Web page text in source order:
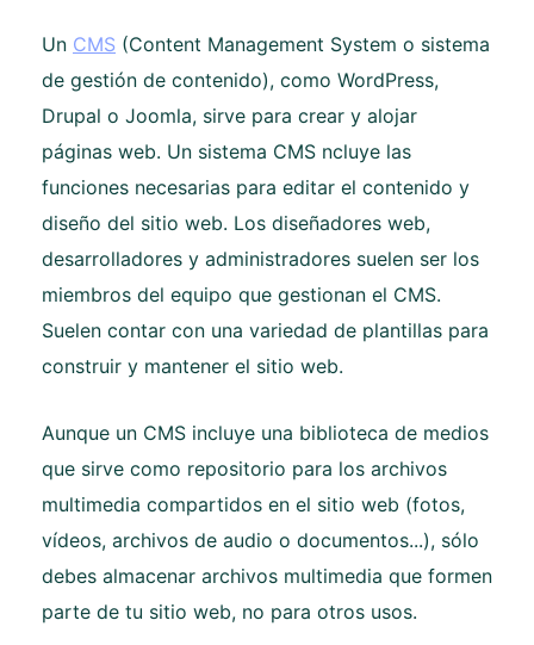
Un CMS (Content Management System o sistema
de gestión de contenido), como WordPress,
Drupal o Joomla, sirve para crear y alojar
páginas web. Un sistema CMS ncluye las
funciones necesarias para editar el contenido y
diseño del sitio web. Los diseñadores web,
desarrolladores y administradores suelen ser los
miembros del equipo que gestionan el CMS.
Suelen contar con una variedad de plantillas para
construir y mantener el sitio web.
Aunque un CMS incluye una biblioteca de medios
que sirve como repositorio para los archivos
multimedia compartidos en el sitio web (fotos,
vídeos, archivos de audio o documentos...), sólo
debes almacenar archivos multimedia que formen
parte de tu sitio web, no para otros usos.